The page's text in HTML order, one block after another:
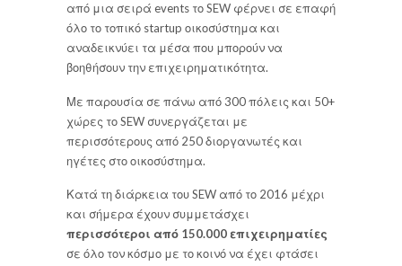
από μια σειρά events το SEW φέρνει σε επαφή
όλο το τοπικό startup οικοσύστημα και
αναδεικνύει τα μέσα που μπορούν να
βοηθήσουν την επιχειρηματικότητα.
Με παρουσία σε πάνω από 300 πόλεις και 50+
χώρες το SEW συνεργάζεται με
περισσότερους από 250 διοργανωτές και
ηγέτες στο οικοσύστημα.
Κατά τη διάρκεια του SEW από το 2016 μέχρι
και σήμερα έχουν συμμετάσχει
περισσότεροι από 150.000 επιχειρηματίες
σε όλο τον κόσμο με το κοινό να έχει φτάσει